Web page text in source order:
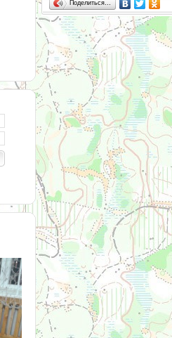
Поделиться…